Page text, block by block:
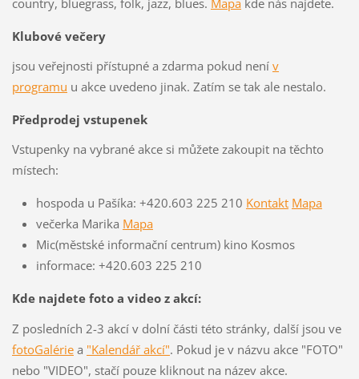
country, bluegrass, folk, jazz, blues. Mapakde nás najdete.
Klubové večery
jsou veřejnosti přístupné a zdarma pokud není v
programu u akce uvedeno jinak. Zatím se tak ale nestalo.
Předprodej vstupenek
Vstupenky na vybrané akce si můžete zakoupit na těchto
místech:
hospoda u Pašíka: +420.603 225 210 Kontakt Mapa
večerka Marika Mapa
Mic(městské informační centrum) kino Kosmos
informace: +420.603 225 210
Kde najdete foto a video z akcí:
Z posledních 2-3 akcí v dolní části této stránky, další jsou ve
fotoGalériea "Kalendář akcí". Pokud je v názvu akce "FOTO"
nebo "VIDEO", stačí pouze kliknout na název akce.